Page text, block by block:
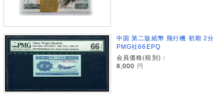
中国 第二版紙幣 飛行機 初期 2分
PMG社66EPQ
会員価格(税別)：
8,000 円